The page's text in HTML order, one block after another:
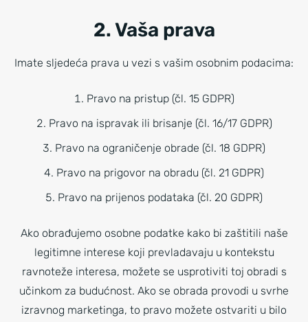
2. Vaša prava
Imate sljedeća prava u vezi s vašim osobnim podacima:
Pravo na pristup (čl. 15 GDPR)
Pravo na ispravak ili brisanje (čl. 16/17 GDPR)
Pravo na ograničenje obrade (čl. 18 GDPR)
Pravo na prigovor na obradu (čl. 21 GDPR)
Pravo na prijenos podataka (čl. 20 GDPR)
Ako obrađujemo osobne podatke kako bi zaštitili naše
legitimne interese koji prevladavaju u kontekstu
ravnoteže interesa, možete se usprotiviti toj obradi s
učinkom za budućnost. Ako se obrada provodi u svrhe
izravnog marketinga, to pravo možete ostvariti u bilo